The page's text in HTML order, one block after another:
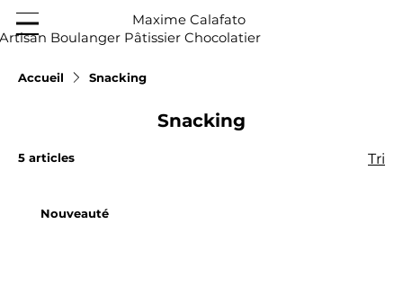
Artisan Boulanger Pâtissier Chocolatier
Maxime Calafato
Accueil Snacking
Snacking
5 articles Tri
Nouveauté